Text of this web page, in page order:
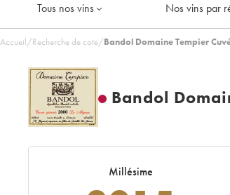
Tous nos vins Nos vins par
Accueil/Recherche de cote/Bandol Domaine Tempier
Bandol
Millésime